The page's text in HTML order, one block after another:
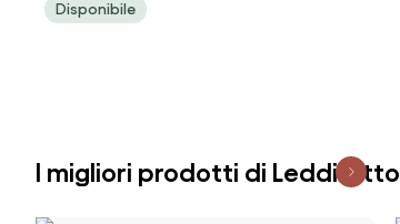
2000-2700K
Disponibile
I migliori prodotti di Leddiretto